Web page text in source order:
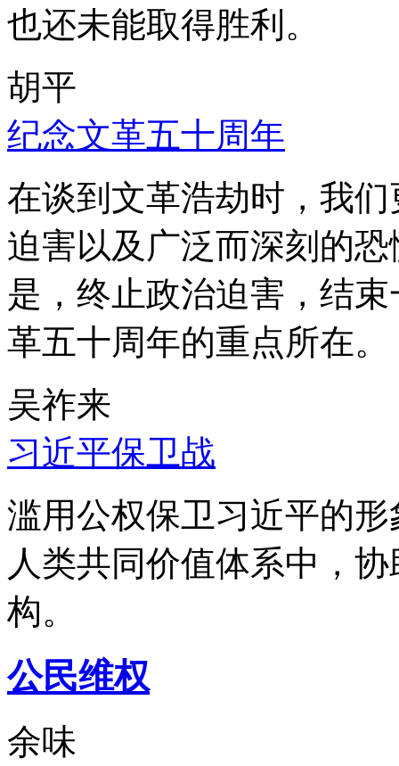
也还未能取得胜利。
胡平
纪念文革五十周年
在谈到文革浩劫时，我
迫害以及广泛而深刻的
是，终止政治迫害，结
革五十周年的重点所在。
吴祚来
习近平保卫战
滥用公权保卫习近平的
人类共同价值体系中，
构。
公民维权
余味